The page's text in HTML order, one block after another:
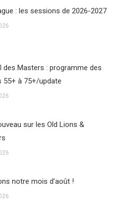
: les sessions de 2026-2027
des Masters : programme des
55+ à 75+/update
sur les Old Lions &
notre mois d’août !